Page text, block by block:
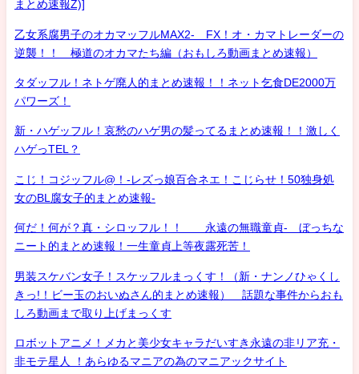
まとめ速報Z)]
乙女系腐男子のオカマッフルMAX2- FX！オ・カマトレーダーの
逆襲！！ 極道のオカマたち編（おもしろ動画まとめ速報）
タダッフル！ネトゲ廃人的まとめ速報！！ネット乞食DE2000万
パワーズ！
新・ハゲッフル！哀愁のハゲ男の髪ってるまとめ速報！！激しく
ハゲっTEL？
こじ！コジッフル@！-レズっ娘百合ネエ！こじらせ！50独身処
女のBL腐女子的まとめ速報-
何だ！何が？真・シロッフル！！ 永遠の無職童貞- ぼっちな
ニート的まとめ速報！一生童貞上等夜露死苦！
男装スケバン女子！スケッフルまっくす！（新・ナンノひゃくし
きっ!！ビー玉のおいぬさん的まとめ速報） 話題な事件からおも
しろ動画まで取り上げまっくす
ロボットアニメ！メカと美少女キャラだいすき永遠の非リア充・
非モテ星人 ！あらゆるマニアの為のマニアックサイト